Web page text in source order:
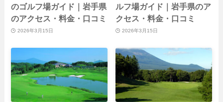
のゴルフ場ガイド｜岩手県
のアクセス・料金・口コミ
2026年3月15日
ルフ場ガイド｜岩手県のア
クセス・料金・口コミ
2026年3月15日